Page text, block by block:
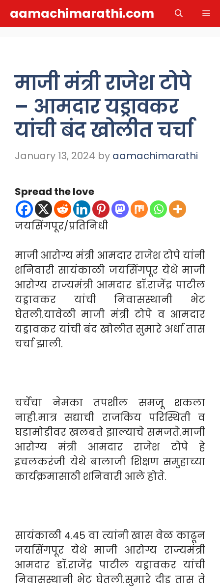
aamachimarathi.com
माजी मंत्री राजेश टोपे
– आमदार यड्रावकर
यांची बंद खोलीत चर्चा
January 13, 2024 by aamachimarathi
Spread the love
जयसिंगपूर/प्रतिनिधी
माजी आरोग्य मंत्री आमदार राजेश टोपे यांनी
शनिवारी सायंकाळी जयसिंगपूर येथे माजी
आरोग्य राज्यमंत्री आमदार डॉ.राजेंद्र पाटील
यड्रावकर यांची निवासस्थानी भेट
घेतली.यावेळी माजी मंत्री टोपे व आमदार
यड्रावकर यांची बंद खोलीत सुमारे अर्धा तास
चर्चा झाली.
चर्चेचा नेमका तपशील समजू शकला
नाही.मात्र सद्याची राजकिय परिस्थिती व
घडामोडीवर खलबते झाल्याचे समजते.माजी
आरोग्य मंत्री आमदार राजेश टोपे हे
इचलकरंजी येथे बालाजी शिक्षण समुहाच्या
कार्यक्रमासाठी शनिवारी आले होते.
सायंकाळी 4.45 वा त्यांनी खास वेळ काढून
जयसिंगपूर येथे माजी आरोग्य राज्यमंत्री
आमदार डॉ.राजेंद्र पाटील यड्रावकर यांची
निवासस्थानी भेट घेतली.सुमारे दीड तास ते